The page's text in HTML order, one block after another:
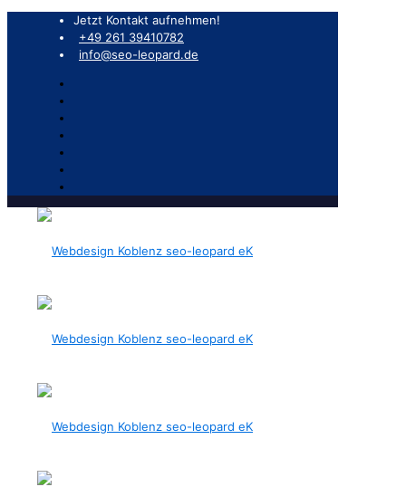
Jetzt Kontakt aufnehmen!
+49 261 39410782
info@seo-leopard.de